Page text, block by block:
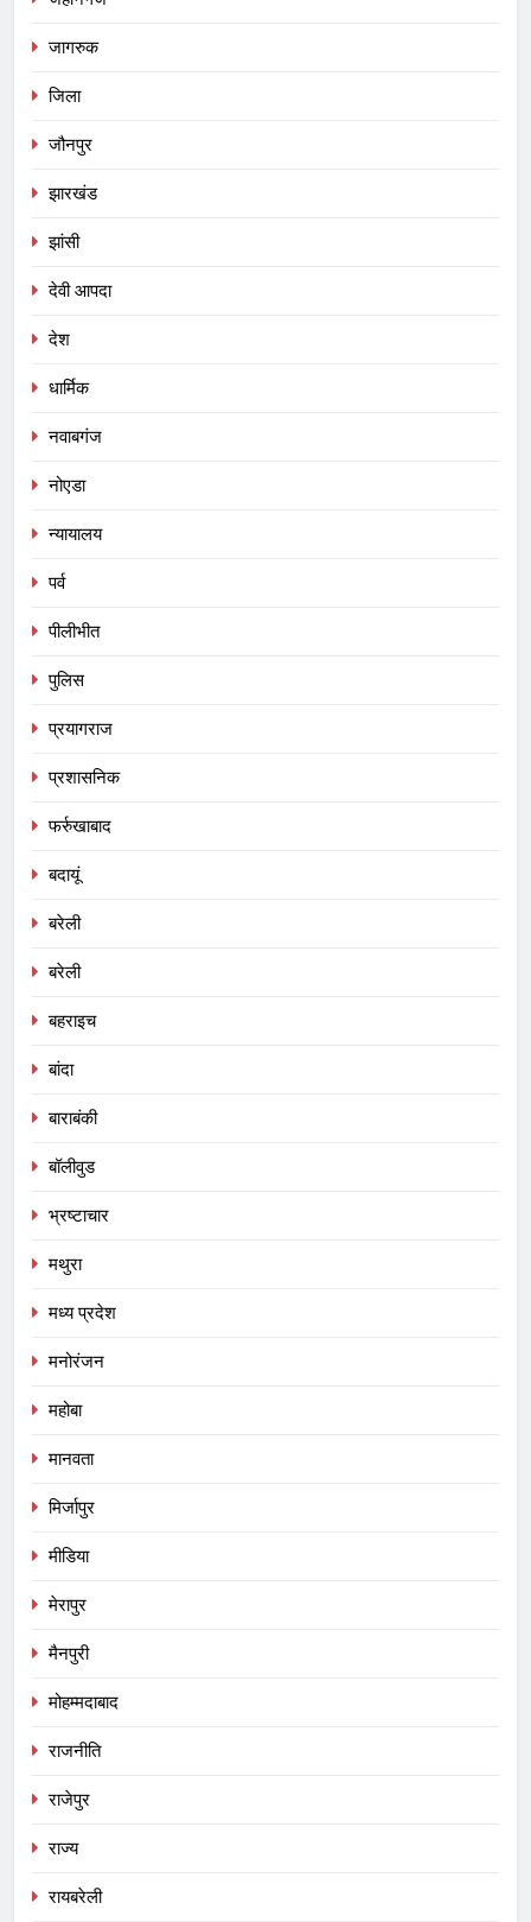
जागरुक
जिला
जौनपुर
झारखंड
झांसी
देवी आपदा
देश
धार्मिक
नवाबगंज
नोएडा
न्यायालय
पर्व
पीलीभीत
पुलिस
प्रयागराज
प्रशासनिक
फर्रुखाबाद
बदायूं
बरेली
बरेली
बहराइच
बांदा
बाराबंकी
बॉलीवुड
भ्रष्टाचार
मथुरा
मध्य प्रदेश
मनोरंजन
महोबा
मानवता
मिर्जापुर
मीडिया
मेरापुर
मैनपुरी
मोहम्मदाबाद
राजनीति
राजेपुर
राज्य
रायबरेली